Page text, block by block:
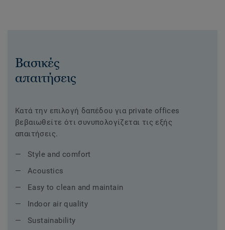
Βασικές
απαιτήσεις
Κατά την επιλογή δαπέδου για private offices
βεβαιωθείτε ότι συνυπολογίζεται τις εξής
απαιτήσεις.
Style and comfort
Acoustics
Easy to clean and maintain
Indoor air quality
Sustainability